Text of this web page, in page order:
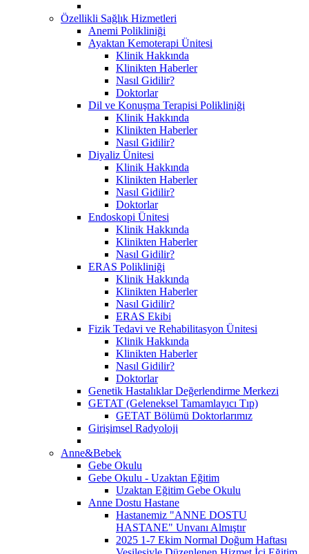
Özellikli Sağlık Hizmetleri
Anemi Polikliniği
Ayaktan Kemoterapi Ünitesi
Klinik Hakkında
Klinikten Haberler
Nasıl Gidilir?
Doktorlar
Dil ve Konuşma Terapisi Polikliniği
Klinik Hakkında
Klinikten Haberler
Nasıl Gidilir?
Diyaliz Ünitesi
Klinik Hakkında
Klinikten Haberler
Nasıl Gidilir?
Doktorlar
Endoskopi Ünitesi
Klinik Hakkında
Klinikten Haberler
Nasıl Gidilir?
ERAS Polikliniği
Klinik Hakkında
Klinikten Haberler
Nasıl Gidilir?
ERAS Ekibi
Fizik Tedavi ve Rehabilitasyon Ünitesi
Klinik Hakkında
Klinikten Haberler
Nasıl Gidilir?
Doktorlar
Genetik Hastalıklar Değerlendirme Merkezi
GETAT (Geleneksel Tamamlayıcı Tıp)
GETAT Bölümü Doktorlarımız
Girişimsel Radyoloji
Anne&Bebek
Gebe Okulu
Gebe Okulu - Uzaktan Eğitim
Uzaktan Eğitim Gebe Okulu
Anne Dostu Hastane
Hastanemiz "ANNE DOSTU
HASTANE" Unvanı Almıştır
2025 1-7 Ekim Normal Doğum Haftası